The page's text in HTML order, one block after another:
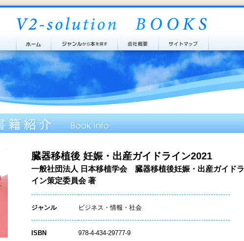
臓器移植後 妊娠・出産ガイドライン2021
一般社団法人 日本移植学会 臓器移植後妊娠・出産ガイドラ
イン策定委員会 著
ジャンル ビジネス・情報・社会
ISBN 978-4-434-29777-9